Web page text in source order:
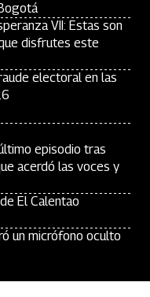
VII: Estas son
disfrutes este
electoral en las
episodio tras
acerdó las voces y
El Calentao
un micrófono oculto